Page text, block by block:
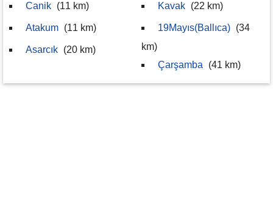
Canik (11 km)
Atakum (11 km)
Asarcık (20 km)
Kavak (22 km)
19Mayıs(Ballıca) (34
km)
Çarşamba
(41 km)